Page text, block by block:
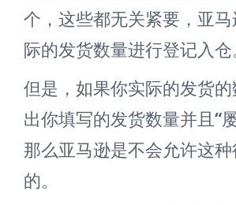
个，这些都无关紧要，亚
际的发货数量进行登记入仓
但是，如果你实际的发货
出你填写的发货数量并且“
那么亚马逊是不会允许这
的。